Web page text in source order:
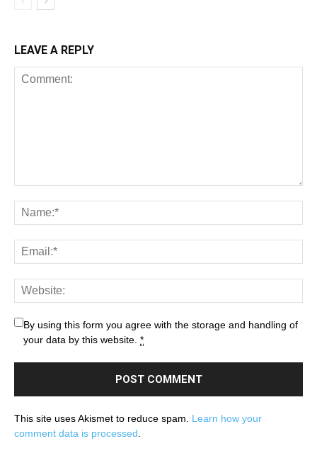
LEAVE A REPLY
By using this form you agree with the storage and handling of
your data by this website. *
This site uses Akismet to reduce spam. Learn how your
comment data is processed